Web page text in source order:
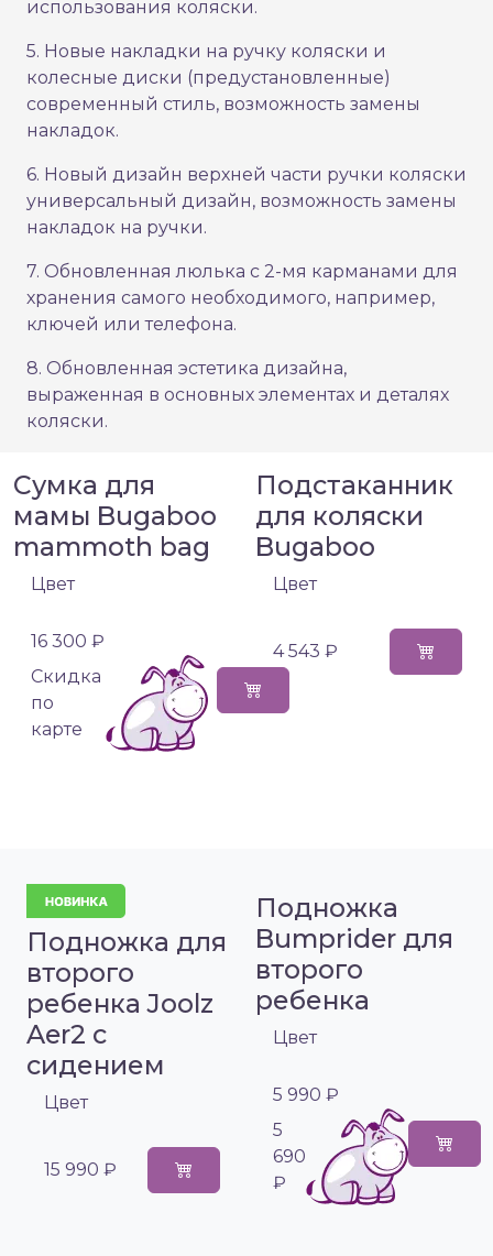
использования коляски.
5. Новые накладки на ручку коляски и
колесные диски (предустановленные)
современный стиль, возможность замены
накладок.
6. Новый дизайн верхней части ручки коляски
универсальный дизайн, возможность замены
накладок на ручки.
7. Обновленная люлька с 2-мя карманами для
хранения самого необходимого, например,
ключей или телефона.
8. Обновленная эстетика дизайна,
выраженная в основных элементах и деталях
коляски.
Сумка для
мамы Bugaboo
mammoth bag
Цвет
16 300 ₽
Cкидка
по
карте
Подстаканник
для коляски
Bugaboo
Цвет
4 543 ₽
Подножка для
второго
ребенка Joolz
Aer2 с
сидением
Цвет
15 990 ₽
Подножка
Bumprider для
второго
ребенка
Цвет
5 990 ₽
5
690
₽